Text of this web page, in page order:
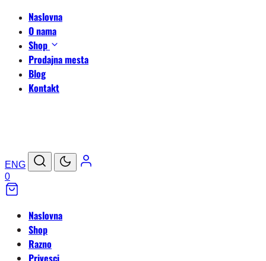
Naslovna
O nama
Shop
Prodajna mesta
Blog
Kontakt
ENG
0
Naslovna
Shop
Razno
Privesci